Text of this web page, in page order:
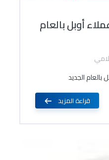
أوبل بالعام
الجديد
قراءة المزيد